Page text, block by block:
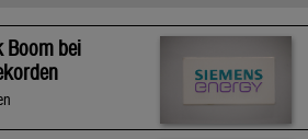
Boom bei